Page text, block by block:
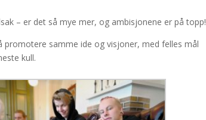
– er det så mye mer, og ambisjonene er på topp!
samme ide og visjoner, med felles mål
kull.